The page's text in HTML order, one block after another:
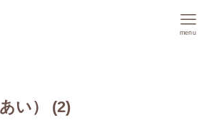
menu
い） (2)